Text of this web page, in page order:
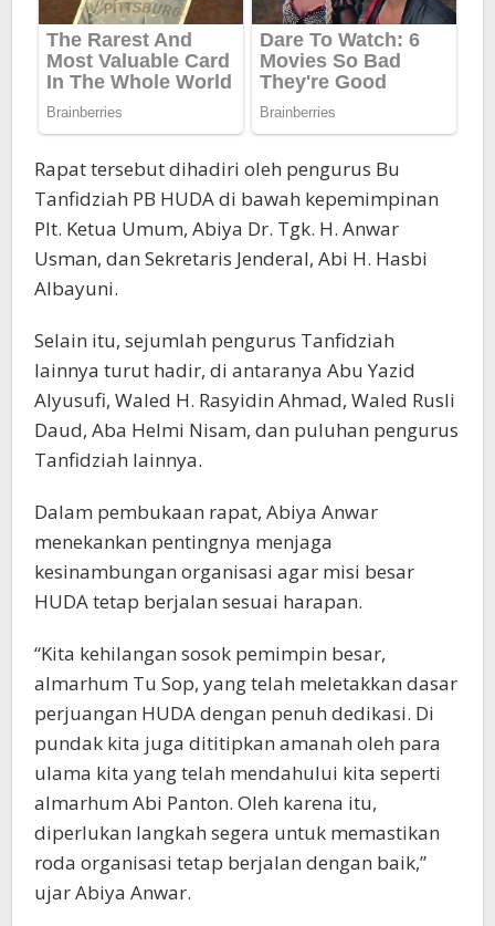
Rapat tersebut dihadiri oleh pengurus Bu
Tanfidziah PB HUDA di bawah kepemimpinan
Plt. Ketua Umum, Abiya Dr. Tgk. H. Anwar
Usman, dan Sekretaris Jenderal, Abi H. Hasbi
Albayuni.
Selain itu, sejumlah pengurus Tanfidziah
lainnya turut hadir, di antaranya Abu Yazid
Alyusufi, Waled H. Rasyidin Ahmad, Waled Rusli
Daud, Aba Helmi Nisam, dan puluhan pengurus
Tanfidziah lainnya.
Dalam pembukaan rapat, Abiya Anwar
menekankan pentingnya menjaga
kesinambungan organisasi agar misi besar
HUDA tetap berjalan sesuai harapan.
“Kita kehilangan sosok pemimpin besar,
almarhum Tu Sop, yang telah meletakkan dasar
perjuangan HUDA dengan penuh dedikasi. Di
pundak kita juga dititipkan amanah oleh para
ulama kita yang telah mendahului kita seperti
almarhum Abi Panton. Oleh karena itu,
diperlukan langkah segera untuk memastikan
roda organisasi tetap berjalan dengan baik,”
ujar Abiya Anwar.